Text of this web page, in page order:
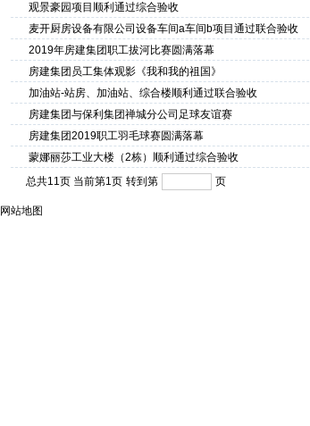
观景豪园项目顺利通过综合验收
麦开厨房设备有限公司设备车间a车间b项目通过联合验收
2019年房建集团职工拔河比赛圆满落幕
房建集团员工集体观影《我和我的祖国》
加油站-站房、加油站、综合楼顺利通过联合验收
房建集团与保利集团禅城分公司足球友谊赛
房建集团2019职工羽毛球赛圆满落幕
蒙娜丽莎工业大楼（2栋）顺利通过综合验收
总共11页 当前第1页 转到第 页
网站地图